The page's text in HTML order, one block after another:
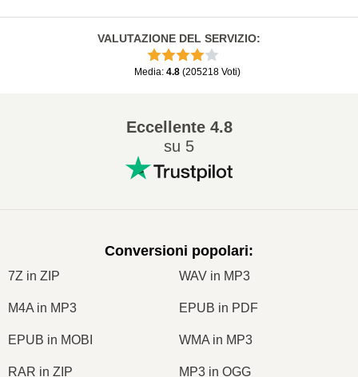
VALUTAZIONE DEL SERVIZIO:
Media: 4.8 (205218 Voti)
Eccellente4.8
su 5
Conversioni popolari:
7Z in ZIP WAV in MP3
M4A in MP3 EPUB in PDF
EPUB in MOBI WMA in MP3
RAR in ZIP MP3 in OGG